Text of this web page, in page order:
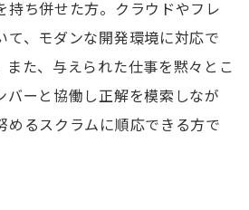
持ち併せた方。クラウドやフレ
て、モダンな開発環境に対応で
また、与えられた仕事を黙々とこ
バーと協働し正解を模索しなが
めるスクラムに順応できる方で